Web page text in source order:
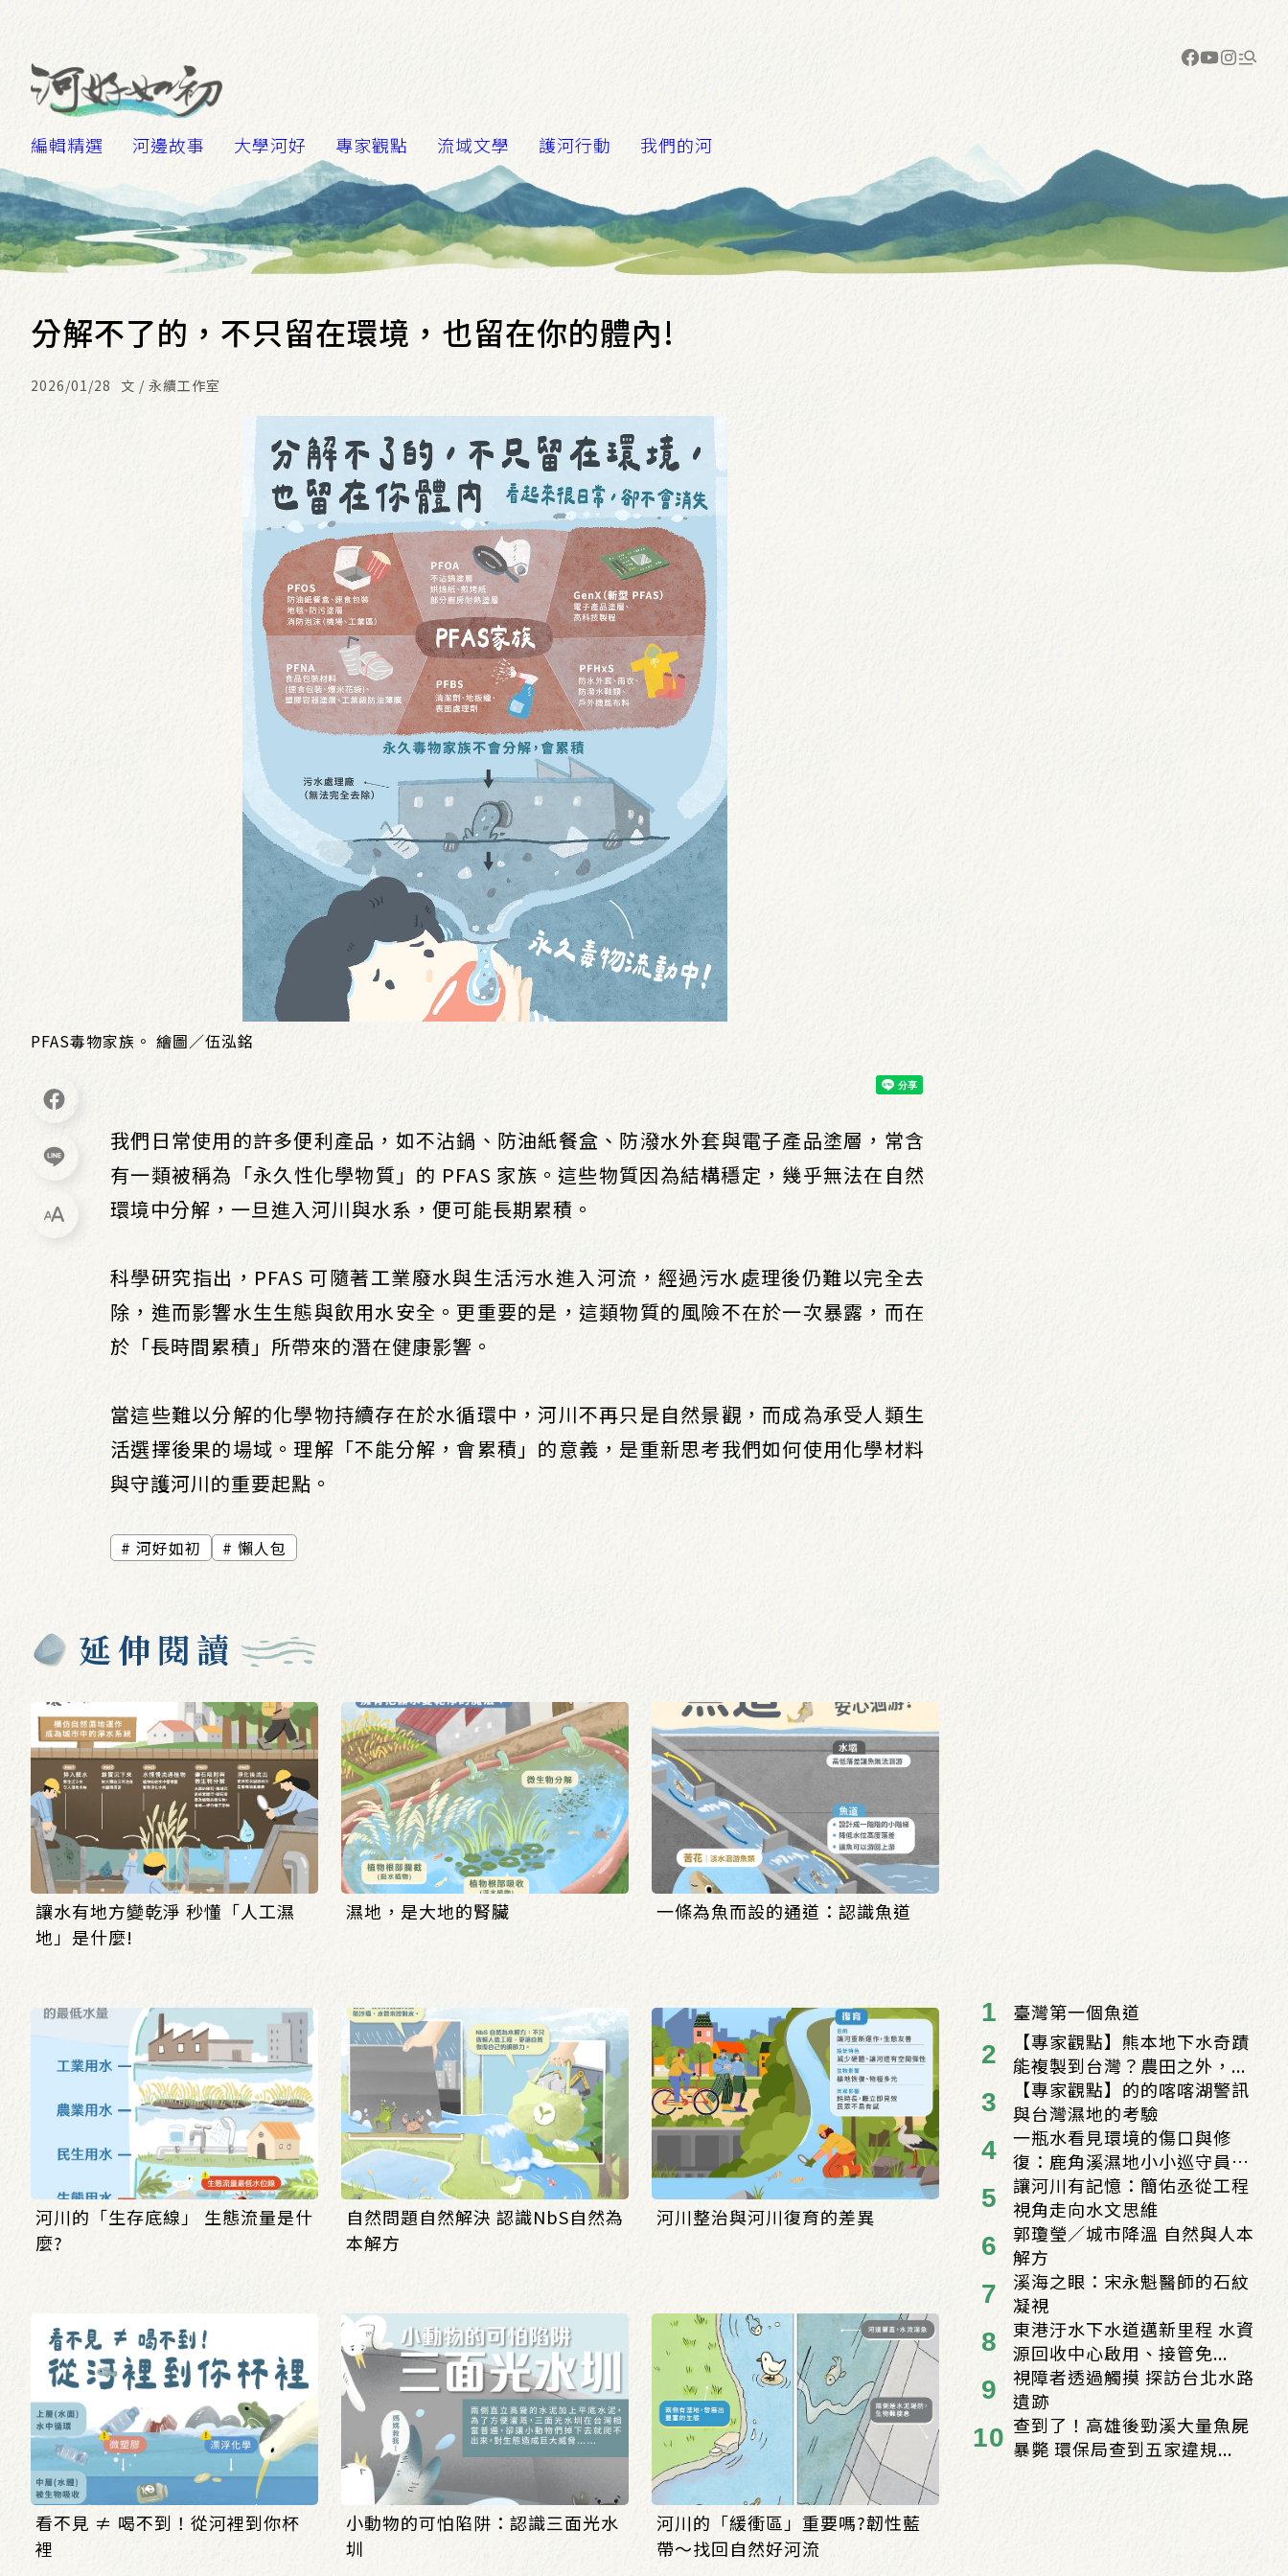
編輯精選 河邊故事 大學河好 專家觀點 流域文學 護河行動 我們的河
分解不了的，不只留在環境，也留在你的體內!
2026/01/28 文 / 永續工作室
PFAS毒物家族。 繪圖／伍泓銘
我們日常使用的許多便利產品，如不沾鍋、防油紙餐盒、防潑水外套與電子產品塗層，常含
有一類被稱為「永久性化學物質」的 PFAS 家族。這些物質因為結構穩定，幾乎無法在自然
環境中分解，一旦進入河川與水系，便可能長期累積。
科學研究指出，PFAS 可隨著工業廢水與生活污水進入河流，經過污水處理後仍難以完全去
除，進而影響水生生態與飲用水安全。更重要的是，這類物質的風險不在於一次暴露，而在
於「長時間累積」所帶來的潛在健康影響。
當這些難以分解的化學物持續存在於水循環中，河川不再只是自然景觀，而成為承受人類生
活選擇後果的場域。理解「不能分解，會累積」的意義，是重新思考我們如何使用化學材料
與守護河川的重要起點。
河好如初 懶人包
延伸閱讀
讓水有地方變乾淨 秒懂「人工濕
地」是什麼!
濕地，是大地的腎臟 一條為魚而設的通道：認識魚道
河川的「生存底線」 生態流量是什
麼?
自然問題自然解決 認識NbS自然為
本解方
河川整治與河川復育的差異
看不見 ≠ 喝不到！從河裡到你杯
裡
小動物的可怕陷阱：認識三面光水
圳
河川的「緩衝區」重要嗎?韌性藍
帶～找回自然好河流
臺灣第一個魚道
【專家觀點】熊本地下水奇蹟
能複製到台灣？農田之外，...
【專家觀點】的的喀喀湖警訊
與台灣濕地的考驗
一瓶水看見環境的傷口與修
復：鹿角溪濕地小小巡守員
的...
讓河川有記憶：簡佑丞從工程
視角走向水文思維
郭瓊瑩／城市降溫 自然與人本
解方
溪海之眼：宋永魁醫師的石紋
凝視
東港汙水下水道邁新里程 水資
源回收中心啟用、接管免...
視障者透過觸摸 探訪台北水路
遺跡
查到了！高雄後勁溪大量魚屍
暴斃 環保局查到五家違規...